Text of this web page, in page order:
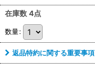
在庫数 4点
数量:
返品特約に関する重要事項